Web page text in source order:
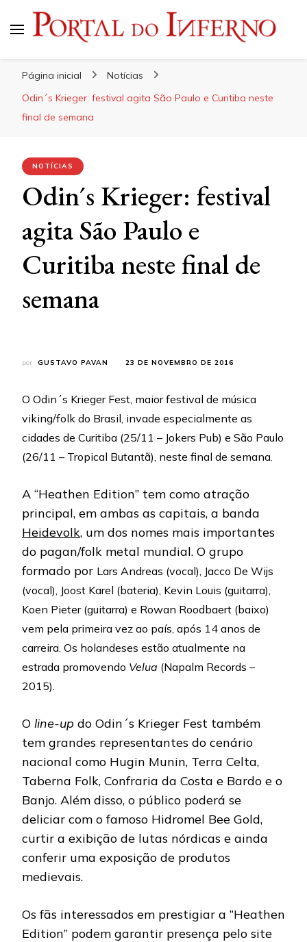
Página inicial
Notícias
Odin´s Krieger: festival agita São Paulo e Curitiba neste
final de semana
NOTÍCIAS
Odin´s Krieger: festival
agita São Paulo e
Curitiba neste final de
semana
por GUSTAVO PAVAN 23 DE NOVEMBRO DE 2016
O Odin´s Krieger Fest, maior festival de música
viking/folk do Brasil, invade especialmente as
cidades de Curitiba (25/11 – Jokers Pub) e São Paulo
(26/11 – Tropical Butantã), neste final de semana.
A “Heathen Edition” tem como atração
principal, em ambas as capitais, a banda
Heidevolk, um dos nomes mais importantes
do pagan/folk metal mundial. O grupo
formado por Lars Andreas (vocal), Jacco De Wijs
(vocal), Joost Karel (bateria), Kevin Louis (guitarra),
Koen Pieter (guitarra) e Rowan Roodbaert (baixo)
vem pela primeira vez ao país, após 14 anos de
carreira. Os holandeses estão atualmente na
estrada promovendo Velua (Napalm Records –
2015).
O line-up do Odin´s Krieger Fest também
tem grandes representantes do cenário
nacional como Hugin Munin, Terra Celta,
Taberna Folk, Confraria da Costa e Bardo e o
Banjo. Além disso, o público poderá se
deliciar com o famoso Hidromel Bee Gold,
curtir a exibição de lutas nórdicas e ainda
conferir uma exposição de produtos
medievais.
Os fãs interessados em prestigiar a “Heathen
Edition” podem garantir presença pelo site